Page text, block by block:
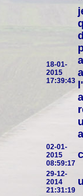
18-01-
2015
17:39:43
02-01-
2015
08:59:17
29-12-
2014
21:31:19